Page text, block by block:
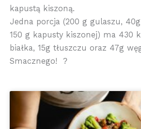
kapustą kiszoną.
Jedna porcja (200 g gulaszu,
150 g kapusty kiszonej) ma 430
białka, 15g tłuszczu oraz 47g
Smacznego! ?